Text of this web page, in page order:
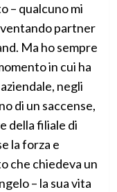
– qualcuno mi
partner
Ma ho sempre
in cui ha
negli
di un saccense,
della filiale di
la forza e
che chiedeva un
– la sua vita